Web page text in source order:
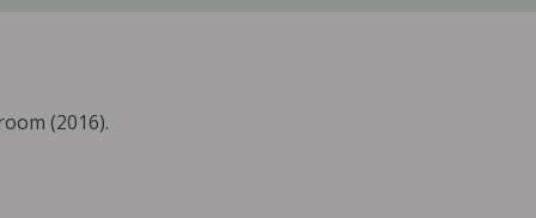
(2016).